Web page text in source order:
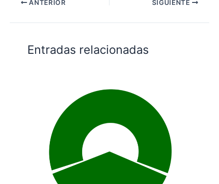
ANTERIOR SIGUIENTE
Entradas relacionadas